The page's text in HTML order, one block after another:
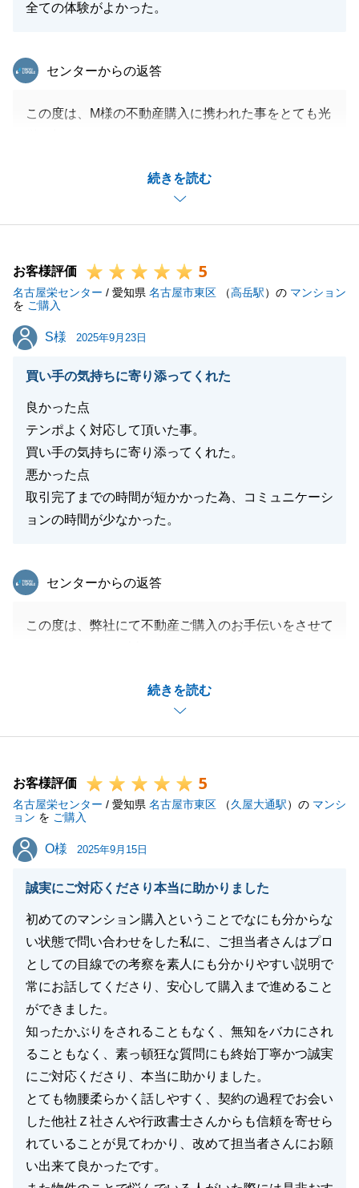
全ての体験がよかった。
続きを読む
東急リバブル
センターからの返答
この度は、M様の不動産購入に携われた事をとても光
ご紹介できてとても嬉しく思います。
リフォームのプラン作成やお立合いなど、ご多用な中
お時間を頂き誠にありがとうございました。
今後も不動産について何かございましたら、何なりと
お申し付け下さいませ。
お客様評価 5
名古屋栄センター / 愛知県 名古屋市東区 （高岳駅）の マンション
を ご購入
S様
S様 2025年9月23日
買い手の気持ちに寄り添ってくれた
良かった点
テンポよく対応して頂いた事。
買い手の気持ちに寄り添ってくれた。
悪かった点
取引完了までの時間が短かかった為、コミュニケーシ
ョンの時間が少なかった。
続きを読む
東急リバブル
センターからの返答
この度は、弊社にて不動産ご購入のお手伝いをさせて
が運命の自宅でしたので、最後のご決済までの期間は
その短い時間に再度現地確認や銀行の選定など、S様
きなかったと思います。
今はお引越し後の整理でお忙しいかと思いますが、タ
イミング見て御礼で伺わせていただきます。
閉じる
お客様評価 5
名古屋栄センター / 愛知県 名古屋市東区 （久屋大通駅）の マンシ
ョン を ご購入
O様
O様 2025年9月15日
誠実にご対応くださり本当に助かりました
初めてのマンション購入ということでなにも分からな
い状態で問い合わせをした私に、ご担当者さんはプロ
としての目線での考察を素人にも分かりやすい説明で
常にお話してくださり、安心して購入まで進めること
ができました。
知ったかぶりをされることもなく、無知をバカにされ
ることもなく、素っ頓狂な質問にも終始丁寧かつ誠実
にご対応くださり、本当に助かりました。
とても物腰柔らかく話しやすく、契約の過程でお会い
した他社Ｚ社さんや行政書士さんからも信頼を寄せら
れていることが見てわかり、改めて担当者さんにお願
い出来て良かったです。